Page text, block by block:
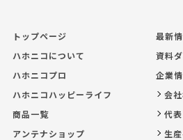
トップページ
ハホニコについて
ハホニコプロ
ハホニコハッピーライフ
商品一覧
アンテナショップ
最新
資料
企業
会
代
生